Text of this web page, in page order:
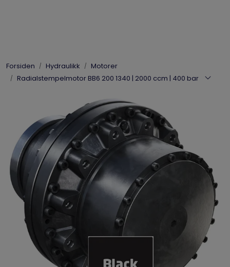
Forsiden Hydraulikk
Motorer
Radialstempelmotor BB6 200 1340 | 2000 ccm | 400 bar
Enerpac
Dynaset
Vinsjer
Vis priserinkl. mva.